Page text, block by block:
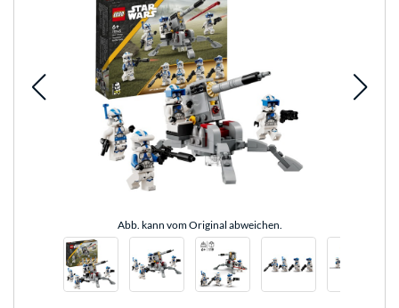
Abb. kann vom Original abweichen.